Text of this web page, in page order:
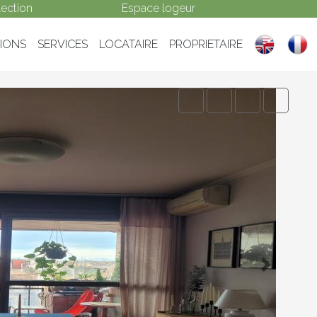
Espace logeur
SERVICES LOCATAIRE PROPRIETAIRE
Next